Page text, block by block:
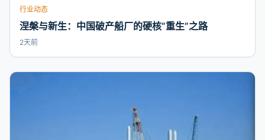
行业动态
涅槃与新生：中国破产船厂的硬核“重生”之路
2天前